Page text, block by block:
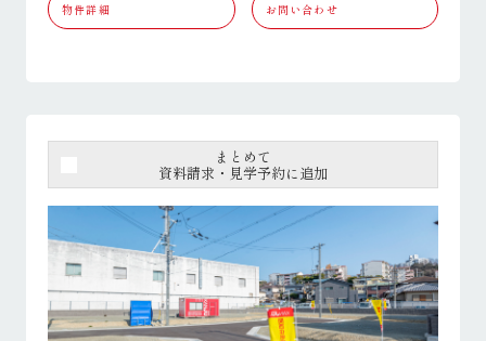
物件詳細 お問い合わせ
まとめて
資料請求・見学予約に追加